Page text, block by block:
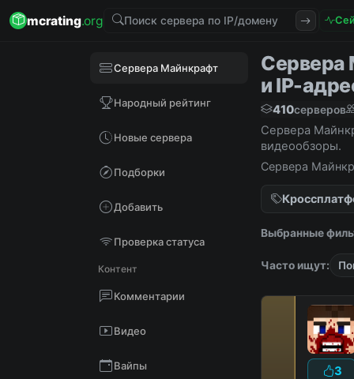
mcrating.org
Сервера Майнкрафт
Народный рейтинг
Новые сервера
Подборки
Добавить
Проверка статуса
Контент
Комментарии
Видео
Вайпы
Сервера
и IP-
410серверов
Сервера
видеообзоры.
Сервера
Выбранные
Часто ищут:
3